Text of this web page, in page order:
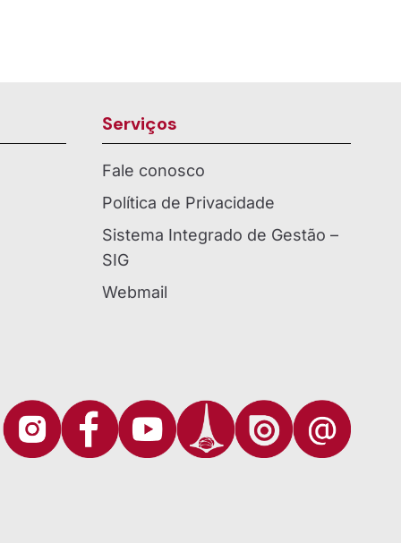
Serviços
Fale conosco
Política de Privacidade
Sistema Integrado de Gestão –
SIG
Webmail